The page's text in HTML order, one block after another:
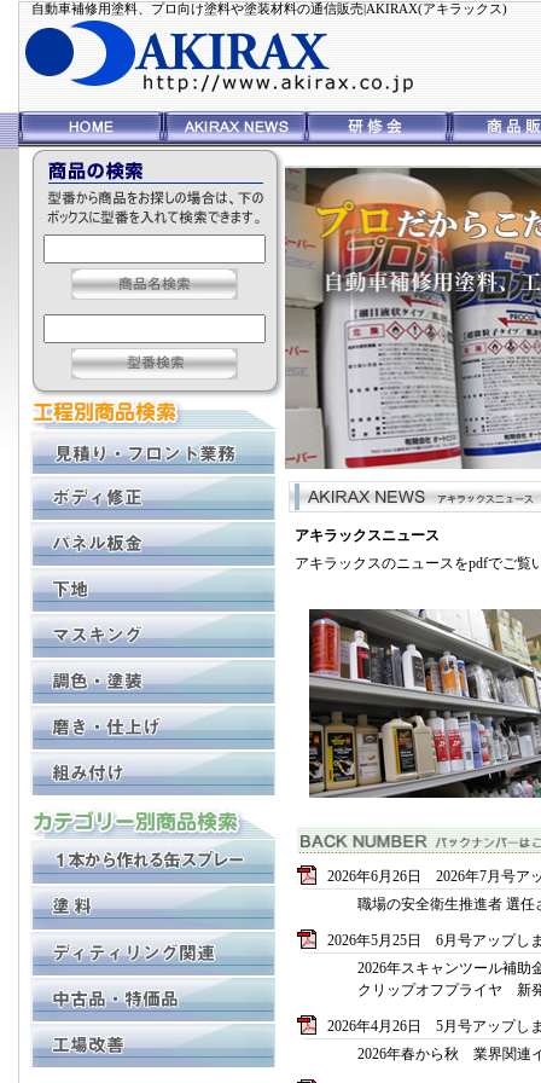
自動車補修用塗料、プロ向け塗料や塗装材料の通信販売|AKIRAX(アキラックス)
アキラックスニュース
アキラックスのニュースをpdfでご覧
2026年6月26日 2026年7月号ア
職場の安全衛生推進者 選任
2026年5月25日 6月号アップし
2026年スキャンツール補助
クリップオフプライヤ 新
2026年4月26日 5月号アップし
2026年春から秋 業界関連